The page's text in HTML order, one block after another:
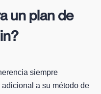
un plan de
siempre
a su método de